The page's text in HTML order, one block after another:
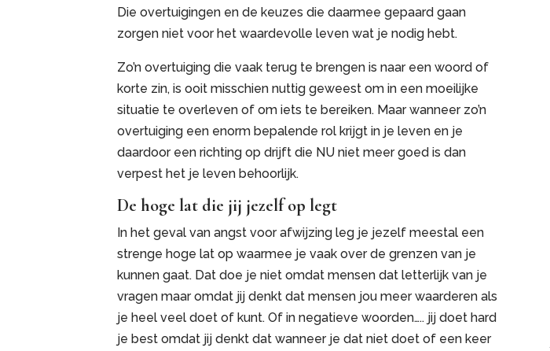
Die overtuigingen en de keuzes die daarmee gepaard gaan
zorgen niet voor het waardevolle leven wat je nodig hebt.
Zo’n overtuiging die vaak terug te brengen is naar een woord of
korte zin, is ooit misschien nuttig geweest om in een moeilijke
situatie te overleven of om iets te bereiken. Maar wanneer zo’n
overtuiging een enorm bepalende rol krijgt in je leven en je
daardoor een richting op drijft die NU niet meer goed is dan
verpest het je leven behoorlijk.
De hoge lat die jij jezelf op legt
In het geval van angst voor afwijzing leg je jezelf meestal een
strenge hoge lat op waarmee je vaak over de grenzen van je
kunnen gaat. Dat doe je niet omdat mensen dat letterlijk van je
vragen maar omdat jij denkt dat mensen jou meer waarderen als
je heel veel doet of kunt. Of in negatieve woorden….. jij doet hard
je best omdat jij denkt dat wanneer je dat niet doet of een keer